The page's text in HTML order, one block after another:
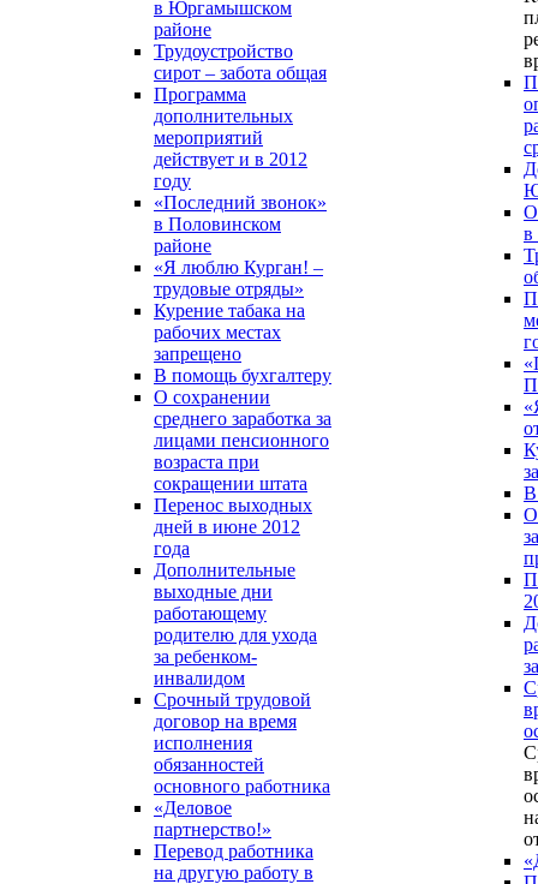
в Юргамышском
районе
Трудоустройство
сирот – забота общая
Программа
дополнительных
мероприятий
действует и в 2012
году
«Последний звонок»
в Половинском
районе
«Я люблю Курган! –
трудовые отряды»
Курение табака на
рабочих местах
запрещено
В помощь бухгалтеру
О сохранении
среднего заработка за
лицами пенсионного
возраста при
сокращении штата
Перенос выходных
дней в июне 2012
года
Дополнительные
выходные дни
работающему
родителю для ухода
за ребенком-
инвалидом
Срочный трудовой
договор на время
исполнения
обязанностей
основного работника
«Деловое
партнерство!»
Перевод работника
на другую работу в
в
В
О